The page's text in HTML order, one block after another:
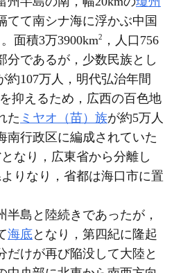
てて南シナ海に浮かぶ中国
面積3万3900km2
，人口756
分であるが，少数民族とし
約107万人，明代弘治年間
を抑えるため，広西の百色地
た ミヤオ（苗）族が約5万人
南行政区に編成されていた
なり，広東省から分離し
りなり，省都は海口市に置
島と陸続きであったが，
海底となり，第四紀に隆起
だけが再び陥没して大陸と